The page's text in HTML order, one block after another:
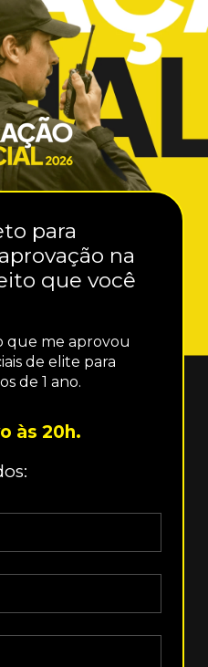
para
na
que você
que me aprovou
de elite para
de 1 ano.
às 20h.